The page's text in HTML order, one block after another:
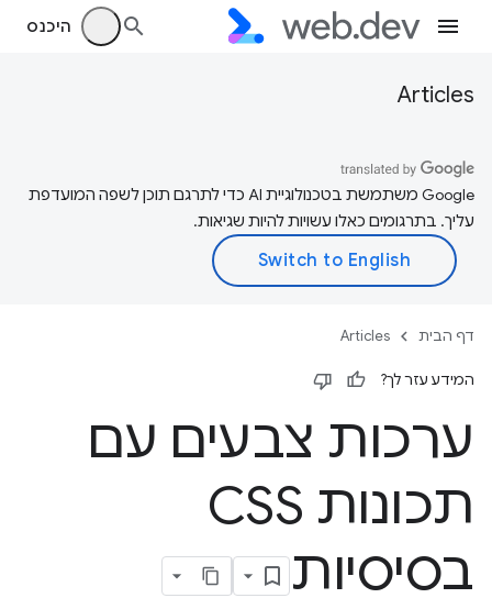
היכנס
Articles
‫Google משתמשת בטכנולוגיית AI כדי לתרגם תוכן לשפה המועדפת
עליך. בתרגומים כאלו עשויות להיות שגיאות.
דף הבית Articles
המידע עזר לך?
ערכות צבעים עם
תכונות CSS
בסיסיות